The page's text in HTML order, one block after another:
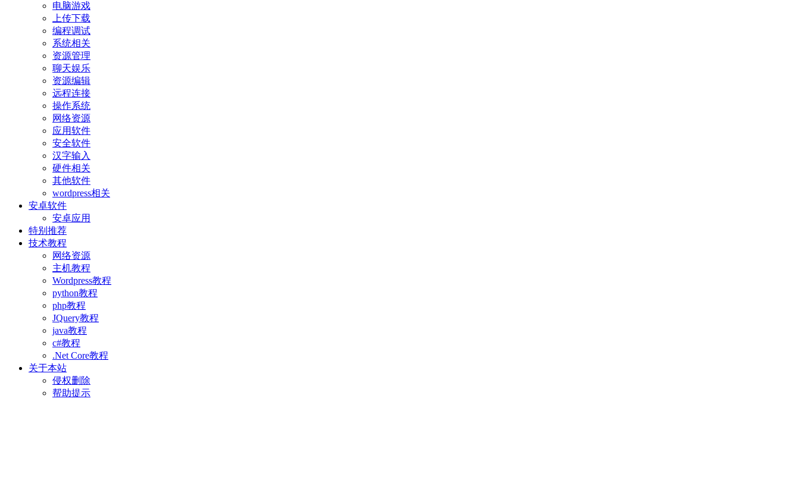
电脑游戏
上传下载
编程调试
系统相关
资源管理
聊天娱乐
资源编辑
远程连接
操作系统
网络资源
应用软件
安全软件
汉字输入
硬件相关
其他软件
wordpress相关
安卓软件
安卓应用
特别推荐
技术教程
网络资源
主机教程
Wordpress教程
python教程
php教程
JQuery教程
java教程
c#教程
.Net Core教程
关于本站
侵权删除
帮助提示